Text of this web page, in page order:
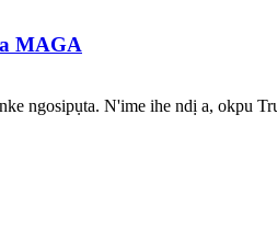
MAGA
ngosipụta. N'ime ihe ndị a, okpu